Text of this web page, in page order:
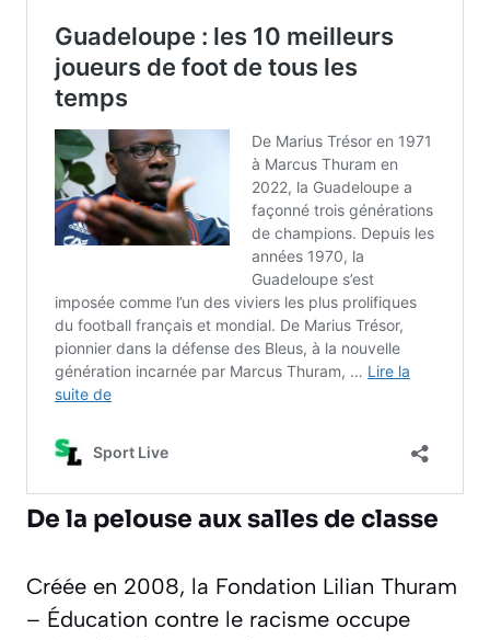
De la pelouse aux salles de classe
Créée en 2008, la Fondation Lilian Thuram
– Éducation contre le racisme occupe